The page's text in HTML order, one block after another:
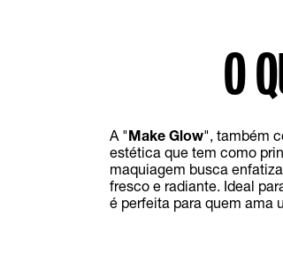
O
A "Make Glow", também
estética que tem como
maquiagem busca
fresco e radiante. Ideal
é perfeita para quem ama